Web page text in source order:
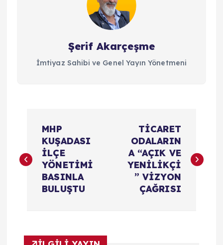
Şerif Akarçeşme
İmtiyaz Sahibi ve Genel Yayın Yönetmeni
z
z
MHP
KUŞADASI
İLÇE
YÖNETİMİ
BASINLA
BULUŞTU
TİCARET
ODALARIN
A “AÇIK VE
YENİLİKÇİ
” VİZYON
ÇAĞRISI